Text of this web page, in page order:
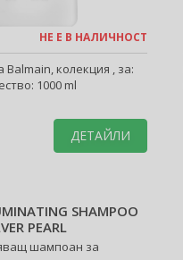
НЕ Е В НАЛИЧНОСТ
колекция , за:
1000 ml
ДЕТАЙЛИ
SHAMPOO
PEARL
шампоан за